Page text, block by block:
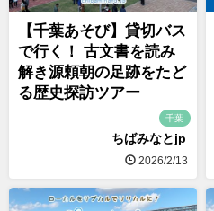
【千葉あそび】貸切バス
で行く！ 古文書を読み
解き源頼朝の足跡をたど
る歴史探訪ツアー
千葉
ちばみなとjp
2026/2/13